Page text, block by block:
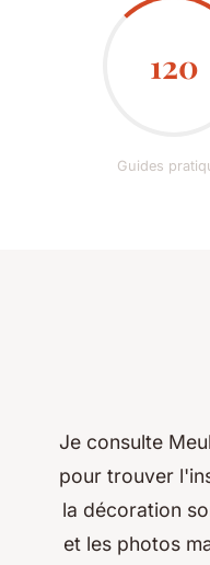
120
Guides
Je consulte
pour trouver
la décoration
et les photos